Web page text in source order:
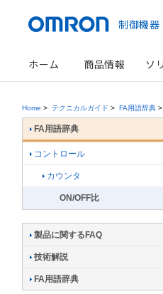
制御機器
ホーム 商品情報 ソ
Home > テクニカルガイド > FA用語辞典 >
FA用語辞典
コントロール
カウンタ
ON/OFF比
製品に関するFAQ
技術解説
FA用語辞典